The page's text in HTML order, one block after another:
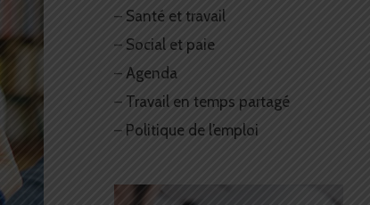
– Santé et travail
– Social et paie
–Agenda
– Travail en temps partagé
– Politique de l’emploi